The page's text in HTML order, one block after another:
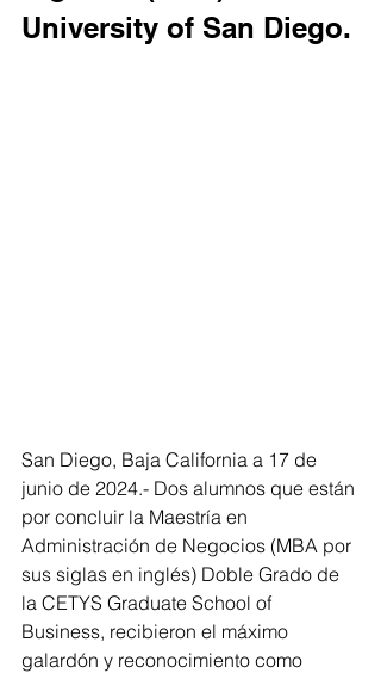
University of San Diego.
San Diego, Baja California a 17 de
junio de 2024.- Dos alumnos que están
por concluir la Maestría en
Administración de Negocios (MBA por
sus siglas en inglés) Doble Grado de
la CETYS Graduate School of
Business, recibieron el máximo
galardón y reconocimiento como